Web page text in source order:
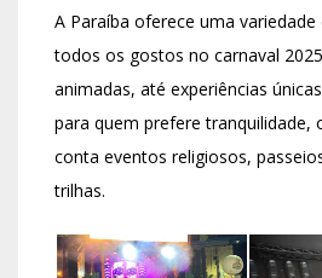
A Paraíba oferece uma
todos os gostos no carnaval
animadas, até experiências
para quem prefere tranquilidade,
conta eventos religiosos,
trilhas.